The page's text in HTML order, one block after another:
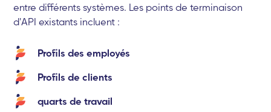
entre différents systèmes. Les points de terminaison
d'API existants incluent :
Profils des employés
Profils de clients
quarts de travail